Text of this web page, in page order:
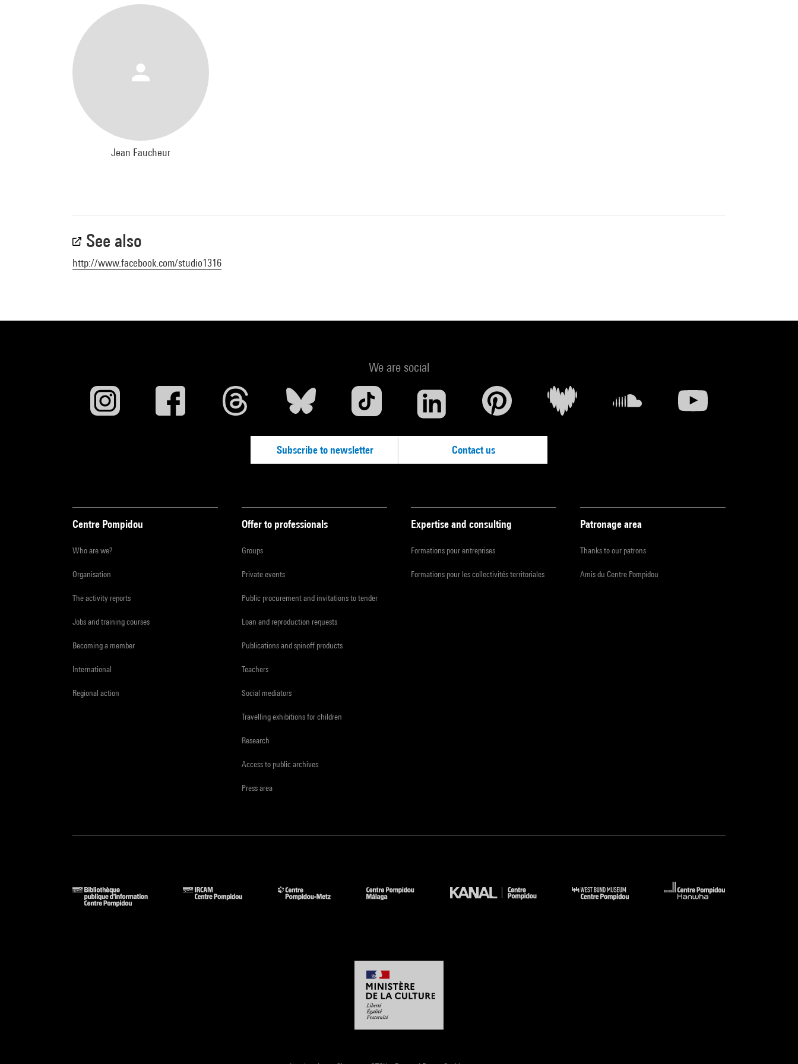
Jean Faucheur
See also
http://www.facebook.com/studio1316
We are social
Subscribe to newsletter Contact us
Centre Pompidou
Who are we?
Organisation
The activity reports
Jobs and training courses
Becoming a member
International
Regional action
Offer to professionals
Groups
Private events
Public procurement and invitations to tender
Loan and reproduction requests
Publications and spinoff products
Teachers
Social mediators
Travelling exhibitions for children
Research
Access to public archives
Press area
Expertise and consulting
Formations pour entreprises
Formations pour les collectivités territoriales
Patronage area
Thanks to our patrons
Amis du Centre Pompidou